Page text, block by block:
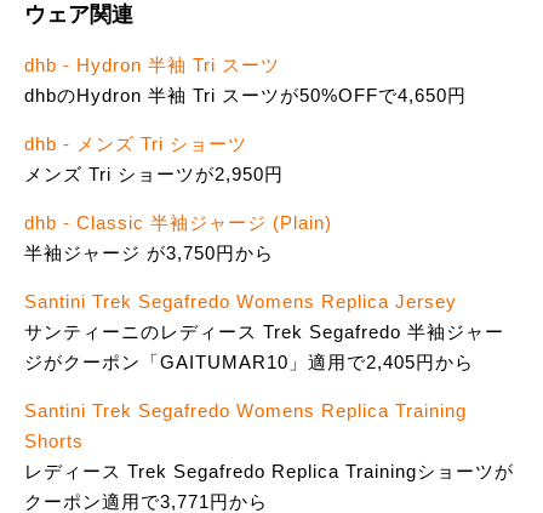
ウェア関連
dhb - Hydron 半袖 Tri スーツ
dhbのHydron 半袖 Tri スーツが50%OFFで4,650円
dhb - メンズ Tri ショーツ
メンズ Tri ショーツが2,950円
dhb - Classic 半袖ジャージ (Plain)
半袖ジャージ が3,750円から
Santini Trek Segafredo Womens Replica Jersey
サンティーニのレディース Trek Segafredo 半袖ジャー
ジがクーポン「GAITUMAR10」適用で2,405円から
Santini Trek Segafredo Womens Replica Training
Shorts
レディース Trek Segafredo Replica Trainingショーツが
クーポン適用で3,771円から